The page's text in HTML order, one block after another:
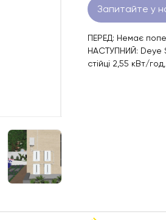
Запитайте у
ПЕРЕД: Немає
НАСТУПНИЙ: Deye
стійці 2,55 кВт/